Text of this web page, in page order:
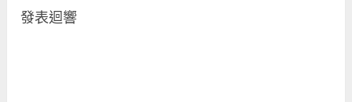
發表迴響